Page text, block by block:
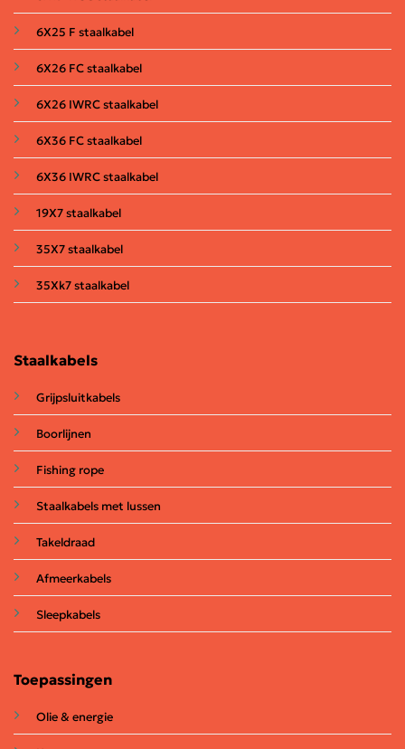
Staalkabels
Grijpsluitkabels
Boorlijnen
Fishing rope
Staalkabels met lussen
Takeldraad
Afmeerkabels
Sleepkabels
Toepassingen
Olie & energie
6X25 F staalkabel
6X26 FC staalkabel
6X26 IWRC staalkabel
6X36 FC staalkabel
6X36 IWRC staalkabel
19X7 staalkabel
35X7 staalkabel
35Xk7 staalkabel